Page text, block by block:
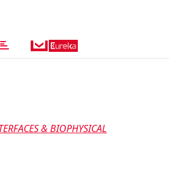
& BIOPHYSICAL